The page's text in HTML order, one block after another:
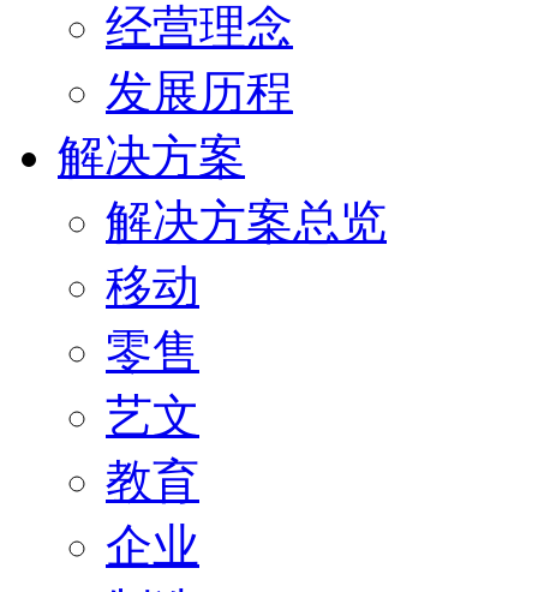
经营理念
发展历程
解决方案
解决方案总览
移动
零售
艺文
教育
企业